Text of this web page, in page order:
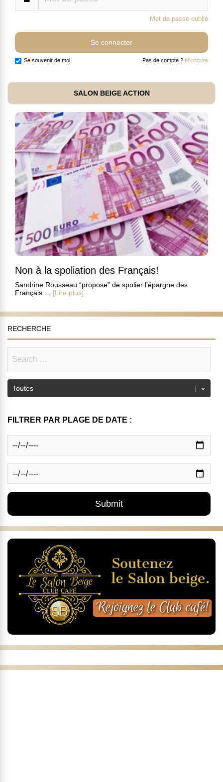
Mot de passe oublié
Se souvenir de moi Pas de compte ? M'inscrire
SALON BEIGE ACTION
Non à la spoliation des Français!
Sandrine Rousseau “propose” de spolier l’épargne des
Français ...
[Lire plus]
RECHERCHE
FILTRER PAR PLAGE DE DATE :